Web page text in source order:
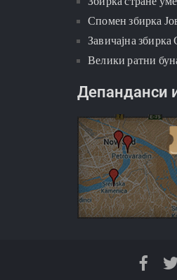
Спомен збирка
Завичајна
Велики ратни
Депанданси